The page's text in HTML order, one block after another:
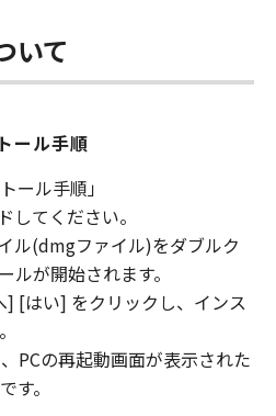
いて
ール手順
ール手順」
してください。
ル(dmgファイル)をダブルク
ルが開始されます。
[はい] をクリックし、インス
PCの再起動画面が表示された
す。